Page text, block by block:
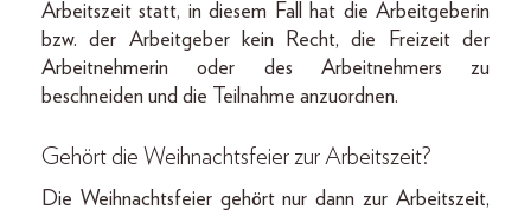
Arbeitszeit statt, in diesem Fall hat die Arbeitgeberin
bzw. der Arbeitgeber kein Recht, die Freizeit der
Arbeitnehmerin oder des Arbeitnehmers zu
beschneiden und die Teilnahme anzuordnen.
Gehört die Weihnachtsfeier zur Arbeitszeit?
Die Weihnachtsfeier gehört nur dann zur Arbeitszeit,